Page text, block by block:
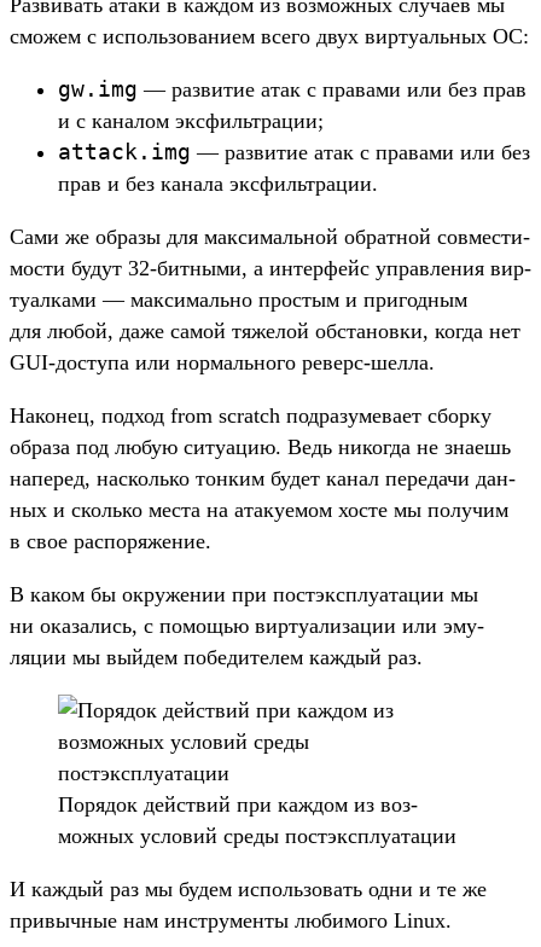
Раз­вивать ата­ки в каж­дом из воз­можных слу­чаев мы
смо­жем с исполь­зовани­ем все­го двух вир­туаль­ных ОС:
gw. img — раз­витие атак с пра­вами или без прав
и с каналом эксфиль­тра­ции;
attack. img — раз­витие атак с пра­вами или без
прав и без канала эксфиль­тра­ции.
Са­ми же обра­зы для мак­сималь­ной обратной сов­мести­
мос­ти будут 32-бит­ными, а интерфейс управле­ния вир­
туал­ками — мак­сималь­но прос­тым и при­год­ным
для любой, даже самой тяжелой обста­нов­ки, ког­да нет
GUI-дос­тупа или нор­маль­ного реверс‑шел­ла.
На­конец, под­ход from scratch под­разуме­вает сбор­ку
обра­за под любую ситу­ацию. Ведь никог­да не зна­ешь
наперед, нас­коль­ко тон­ким будет канал переда­чи дан­
ных и сколь­ко мес­та на ата­куемом хос­те мы получим
в свое рас­поряже­ние.
В каком бы окру­жении при пос­тэкс­плу­ата­ции мы
ни ока­зались, с помощью вир­туали­зации или эму­
ляции мы вый­дем победи­телем каж­дый раз.
По­рядок дей­ствий при каж­дом из воз­
можных усло­вий сре­ды пос­тэкс­плу­ата­ции
И каж­дый раз мы будем исполь­зовать одни и те же
при­выч­ные нам инс­тру­мен­ты любимо­го Linux.